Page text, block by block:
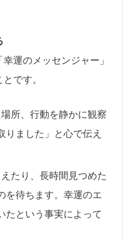
運のメッセンジャー」
です。
所、行動を静かに観察
りました」と心で伝え
たり、長時間見つめた
を待ちます。幸運のエ
たという事実によって